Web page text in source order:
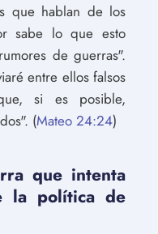
que hablan de los
sabe lo que esto
de guerras".
entre ellos falsos
si es posible,
(Mateo 24:24)
que intenta
la política de